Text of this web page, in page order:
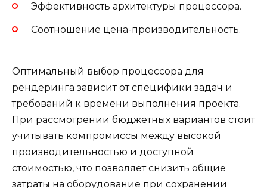
Эффективность архитектуры процессора.
Соотношение цена-производительность.
Оптимальный выбор процессора для
рендеринга зависит от специфики задач и
требований к времени выполнения проекта.
При рассмотрении бюджетных вариантов стоит
учитывать компромиссы между высокой
производительностью и доступной
стоимостью, что позволяет снизить общие
затраты на оборудование при сохранении